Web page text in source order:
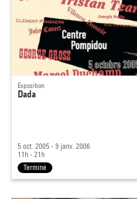
Exposition
Dada
5 oct. 2005 - 9 janv. 2006
11h - 21h
Terminé